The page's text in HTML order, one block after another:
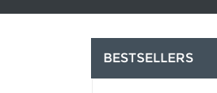
BESTSELLERS